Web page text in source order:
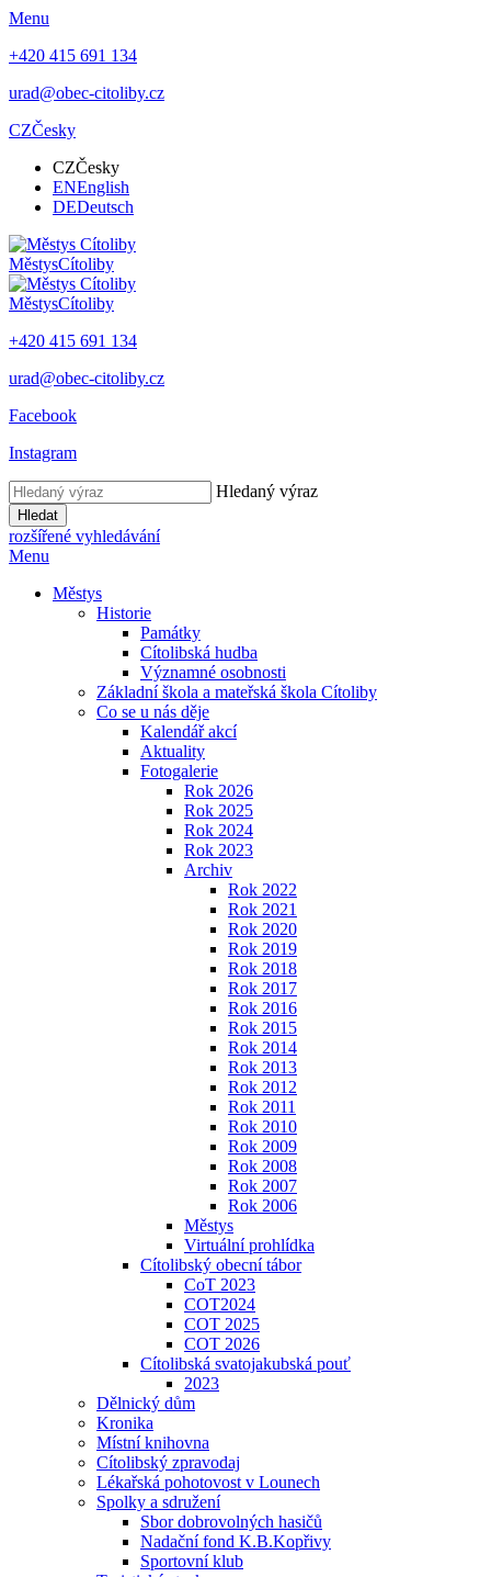
Menu
+420 415 691 134
urad@obec-citoliby.cz
CZČesky
CZČesky
ENEnglish
DEDeutsch
MěstysCítoliby
MěstysCítoliby
+420 415 691 134
urad@obec-citoliby.cz
Facebook
Instagram
Hledaný výraz
Hledat
rozšířené vyhledávání
Menu
Městys
Historie
Památky
Cítolibská hudba
Významné osobnosti
Základní škola a mateřská škola Cítoliby
Co se u nás děje
Kalendář akcí
Aktuality
Fotogalerie
Rok 2026
Rok 2025
Rok 2024
Rok 2023
Archiv
Rok 2022
Rok 2021
Rok 2020
Rok 2019
Rok 2018
Rok 2017
Rok 2016
Rok 2015
Rok 2014
Rok 2013
Rok 2012
Rok 2011
Rok 2010
Rok 2009
Rok 2008
Rok 2007
Rok 2006
Městys
Virtuální prohlídka
Cítolibský obecní tábor
CoT 2023
COT2024
COT 2025
COT 2026
Cítolibská svatojakubská pouť
2023
Dělnický dům
Kronika
Místní knihovna
Cítolibský zpravodaj
Lékařská pohotovost v Lounech
Spolky a sdružení
Sbor dobrovolných hasičů
Nadační fond K.B.Kopřivy
Sportovní klub